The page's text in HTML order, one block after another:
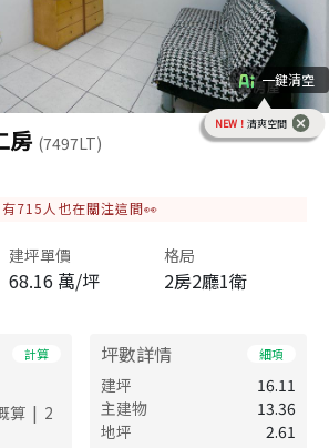
一鍵清空
NEW！ 清爽空間
房 (7497LT)
有715 人也在關注這間👀
建坪單價
68.16 萬/坪
格局
2房2廳1衛
計算
算 | 2
坪數詳情 細項
建坪
16.11
主建物
13.36
地坪
2.61